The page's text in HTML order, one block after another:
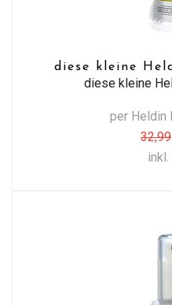
diese kleine
diese kleine
per Heldin
32,99